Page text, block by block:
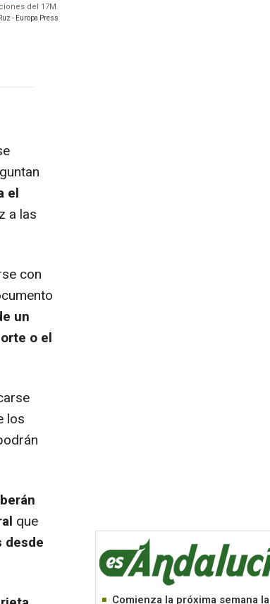
del 17M.
- Europa Press
el
a las
con
un
o el
los
que
desde
Comienza la próxima semana la